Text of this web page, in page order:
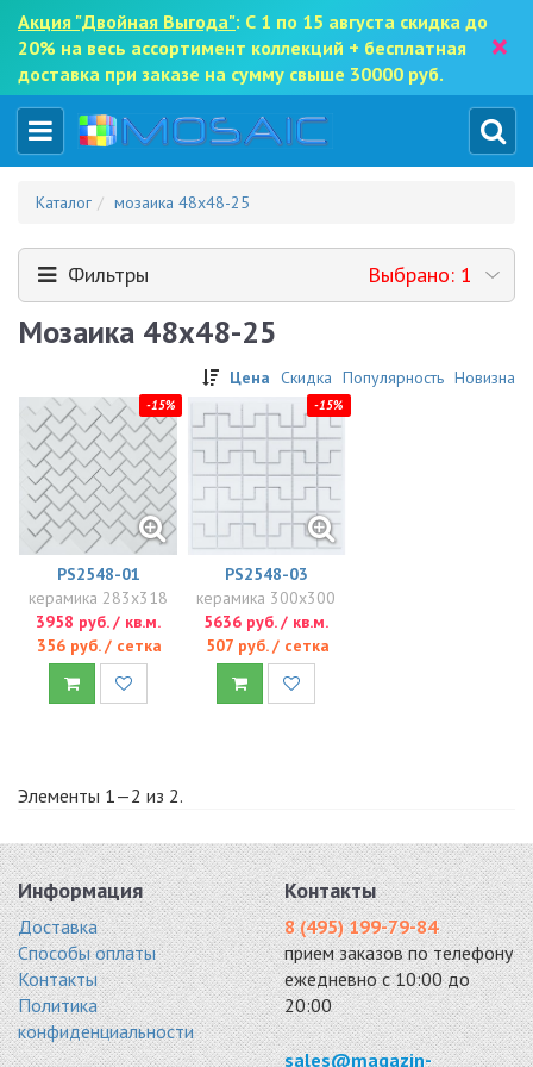
Акция "Двойная Выгода": С 1 по 15 августа скидка до
20% на весь ассортимент коллекций + бесплатная
доставка при заказе на сумму свыше 30000 руб.
×
Каталог мозаика 48x48-25
Фильтры Выбрано: 1
Мозаика 48x48-25
Цена Скидка Популярность Новизна
-15%
PS2548-01
керамика 283x318
3958 руб. / кв.м.
356 руб. / сетка
-15%
PS2548-03
керамика 300x300
5636 руб. / кв.м.
507 руб. / сетка
Элементы 1—2 из 2.
Информация
Доставка
Способы оплаты
Контакты
Политика
конфиденциальности
Контакты
8 (495) 199-79-84
прием заказов по телефону
ежедневно с 10:00 до
20:00
sales@magazin-